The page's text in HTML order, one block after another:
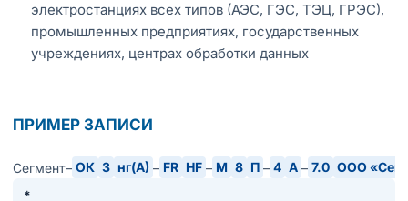
электростанциях всех типов (АЭС, ГЭС, ТЭЦ, ГРЭС),
промышленных предприятиях, государственных
учреждениях, центрах обработки данных
ПРИМЕР ЗАПИСИ
Сегмент– ОК З нг(А) – FR HF – М 8 П – 4 А – 7.0 ООО
*